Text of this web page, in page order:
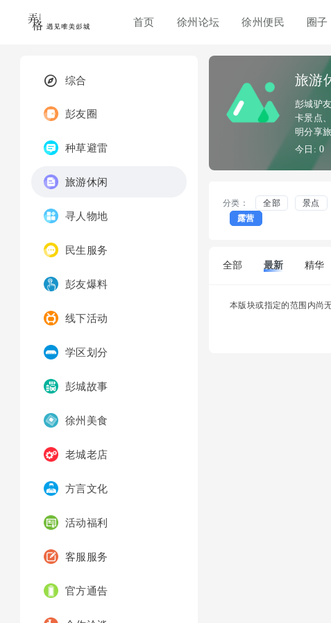
首页 徐州论坛 徐州便民 圈子
综合
彭友圈
种草避雷
旅游休闲
寻人物地
民生服务
彭友爆料
线下活动
学区划分
彭城故事
徐州美食
老城老店
方言文化
活动福利
客服服务
官方通告
旅游
彭城驴
卡景点
明分享
今日: 0
分类： 全部 景点
露营
全部 最新 精华
本版块或指定的范围内尚